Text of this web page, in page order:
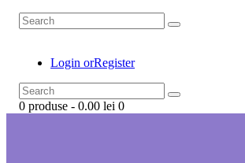
Login orRegister
0 produse - 0.00 lei 0